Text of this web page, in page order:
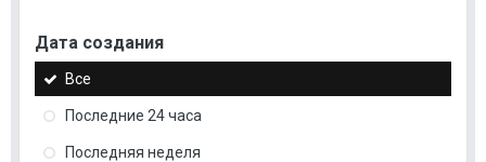
Дата создания
Все
Последние 24 часа
Последняя неделя